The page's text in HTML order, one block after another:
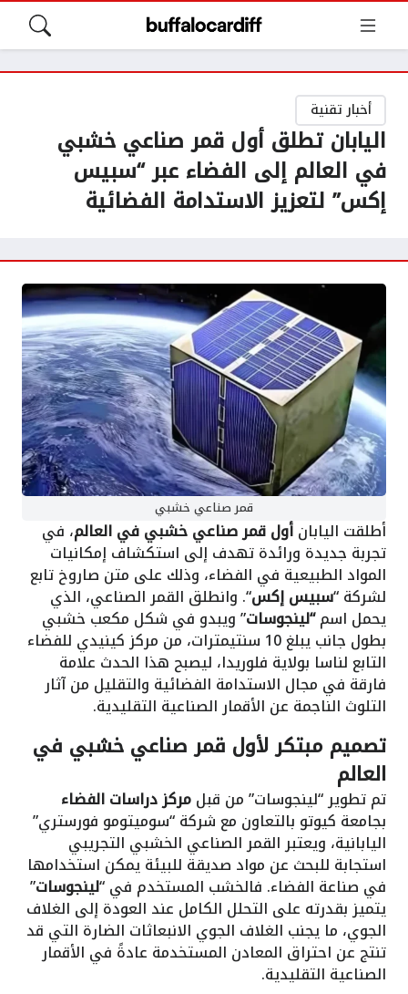
أخبار تقنية
اليابان تطلق أول قمر صناعي خشبي
في العالم إلى الفضاء عبر “سبيس
إكس” لتعزيز الاستدامة الفضائية
قمر صناعي خشبي
أطلقت اليابانأول قمر صناعي خشبي في العالم، في
تجربة جديدة ورائدة تهدف إلى استكشاف إمكانيات
المواد الطبيعية في الفضاء، وذلك على متن صاروخ تابع
لشركة “سبيس إكس“. وانطلق القمر الصناعي، الذي
يحمل اسم“لينجوسات” ويبدو في شكل مكعب خشبي
بطول جانب يبلغ 10 سنتيمترات، من مركز كينيدي للفضاء
التابع لناسا بولاية فلوريدا، ليصبح هذا الحدث علامة
فارقة في مجال الاستدامة الفضائية والتقليل من آثار
التلوث الناجمة عن الأقمار الصناعية التقليدية.
تصميم مبتكر لأول قمر صناعي خشبي في
العالم
تم تطوير “لينجوسات” من قبلمركز دراسات الفضاء
بجامعة كيوتو بالتعاون مع شركة “سوميتومو فورستري”
اليابانية، ويعتبر القمر الصناعي الخشبي التجريبي
استجابة للبحث عن مواد صديقة للبيئة يمكن استخدامها
في صناعة الفضاء. فالخشب المستخدم في “لينجوسات”
يتميز بقدرته على التحلل الكامل عند العودة إلى الغلاف
الجوي، ما يجنب الغلاف الجوي الانبعاثات الضارة التي قد
تنتج عن احتراق المعادن المستخدمة عادةً في الأقمار
الصناعية التقليدية.